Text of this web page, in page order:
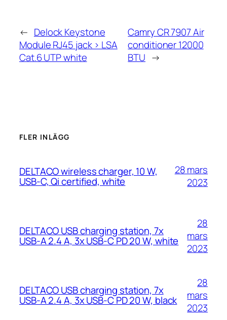
← Delock Keystone
Module RJ45 jack > LSA
Cat.6 UTP white
Camry CR 7907 Air
conditioner 12000
BTU →
FLER INLÄGG
DELTACO wireless charger, 10 W,
USB-C, Qi certified, white
28 mars
2023
DELTACO USB charging station, 7x
USB-A 2.4 A, 3x USB-C PD 20 W, white
28
mars
2023
DELTACO USB charging station, 7x
USB-A 2.4 A, 3x USB-C PD 20 W, black
28
mars
2023